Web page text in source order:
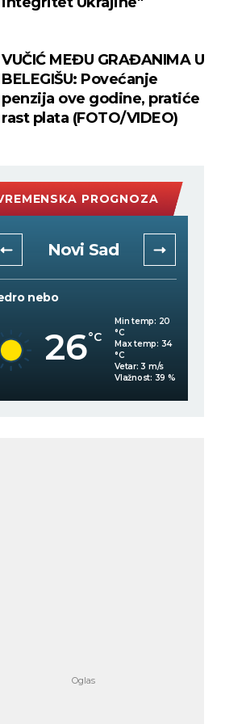
VUČIĆ MEĐU GRAĐANIMA U
BELEGIŠU: Povećanje
penzija ove godine, pratiće
rast plata (FOTO/VIDEO)
PROGNOZA
Novi Sad
nebo
26°C
Min temp: 20
°C
Max temp: 34
°C
Vetar: 3 m/s
Vlažnost: 39 %